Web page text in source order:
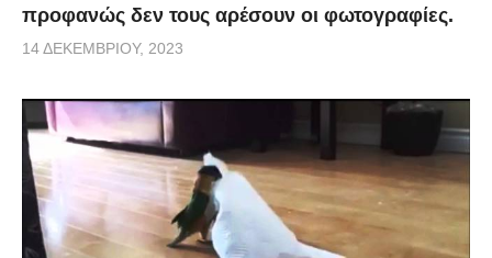
προφανώς δεν τους αρέσουν οι φωτογραφίες.
14 ΔΕΚΕΜΒΡΊΟΥ, 2023